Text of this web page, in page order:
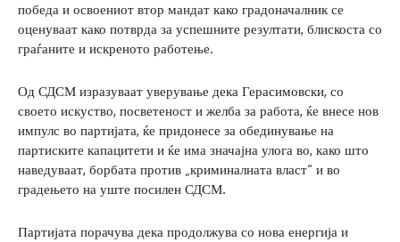
победа и освоениот втор мандат како градоначалник се
оценуваат како потврда за успешните резултати, блискоста со
граѓаните и искреното работење.
Од СДСМ изразуваат уверување дека Герасимовски, со
своето искуство, посветеност и желба за работа, ќе внесе нов
импулс во партијата, ќе придонесе за обединување на
партиските капацитети и ќе има значајна улога во, како што
наведуваат, борбата против „криминалната власт“ и во
градењето на уште посилен СДСМ.
Партијата порачува дека продолжува со нова енергија и